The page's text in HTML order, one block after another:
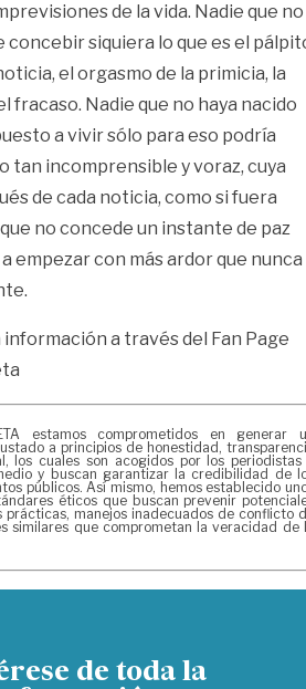
de la vida. Nadie que no
concebir siquiera lo que es el
el orgasmo de la primicia, la
fracaso. Nadie que no haya nacido
a vivir sólo para eso podría
tan incomprensible y voraz, cuya
de cada noticia, como si fuera
no concede un instante de paz
empezar con más ardor que nunca
a través del Fan Page
estamos comprometidos en generar
a principios de honestidad,
los cuales son acogidos por los periodistas
y buscan garantizar la credibilidad de
públicos. Así mismo, hemos establecido
éticos que buscan prevenir
prácticas, manejos inadecuados de conflicto
similares que comprometan la veracidad de
de toda la